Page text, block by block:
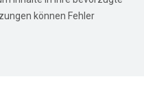
können Fehler